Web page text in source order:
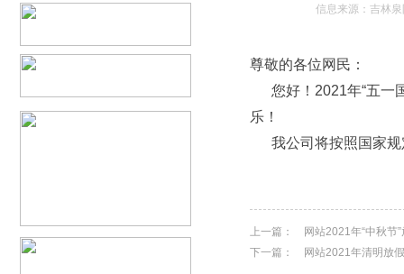
信息来源：吉林
尊敬的各位网民：
您好！ 2021年“五一
乐 ！
我公司将按照国家
上一篇：
网站2021年“中秋节
下一篇：
网站2021年清明放